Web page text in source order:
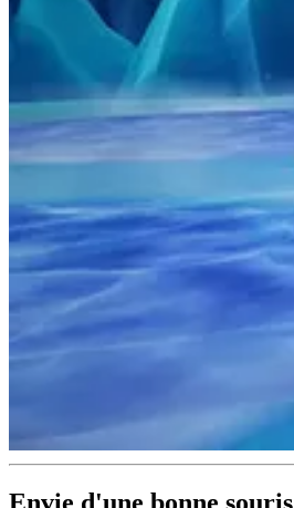
Envie d'une bonne souris